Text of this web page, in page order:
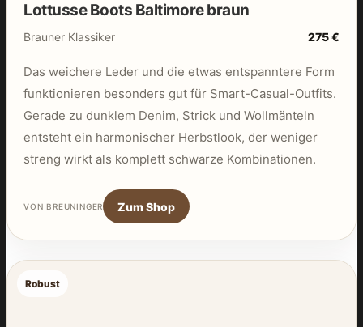
Lottusse Boots Baltimore braun
Brauner Klassiker 275 €
Das weichere Leder und die etwas entspanntere Form
funktionieren besonders gut für Smart-Casual-Outfits.
Gerade zu dunklem Denim, Strick und Wollmänteln
entsteht ein harmonischer Herbstlook, der weniger
streng wirkt als komplett schwarze Kombinationen.
VON BREUNINGER Zum Shop
Robust